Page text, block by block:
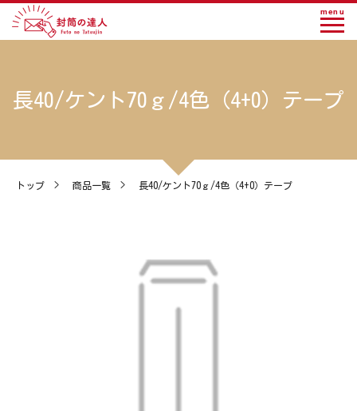
menu
長40/ケント70ｇ/4色（4+0）テープ
トップ > 商品一覧 > 長40/ケント70ｇ/4色（4+0）テープ